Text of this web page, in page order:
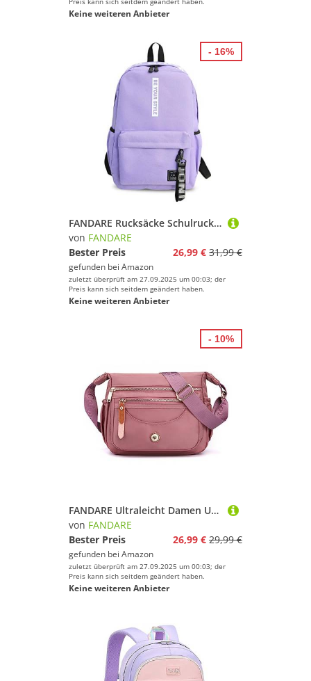
Keine weiteren Anbieter
FANDARE Rucksäcke Schulrucksack Jungs Mädchen Schulranzen Teenager Schultasche für Herren Damen Schule Ranzen Reise Camping Casual Daypacks Polyester Lila
von FANDARE
Bester Preis
26,99 € 31,99 €
gefunden bei Amazon
zuletzt überprüft am 27.09.2025 um 00:03; der
Preis kann sich seitdem geändert haben.
Keine weiteren Anbieter
- 16%
FANDARE Ultraleicht Damen Umhängetasche Nylon Schultertasche Handtaschen Elegant Umhängetasche mit verstellbarem breitem Riemen Frauen zum Umhängen Damentasche Multi-Tasche Messenger Bag Lila
von FANDARE
Bester Preis
26,99 € 29,99 €
gefunden bei Amazon
zuletzt überprüft am 27.09.2025 um 00:03; der
Preis kann sich seitdem geändert haben.
Keine weiteren Anbieter
- 10%